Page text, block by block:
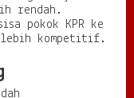
rendah.
pokok KPR ke
lebih kompetitif.